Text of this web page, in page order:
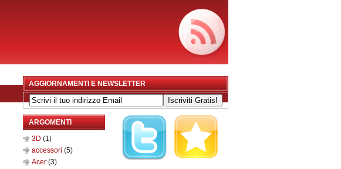
AGGIORNAMENTI E NEWSLETTER
ARGOMENTI
3D (1)
accessori (5)
Acer (3)